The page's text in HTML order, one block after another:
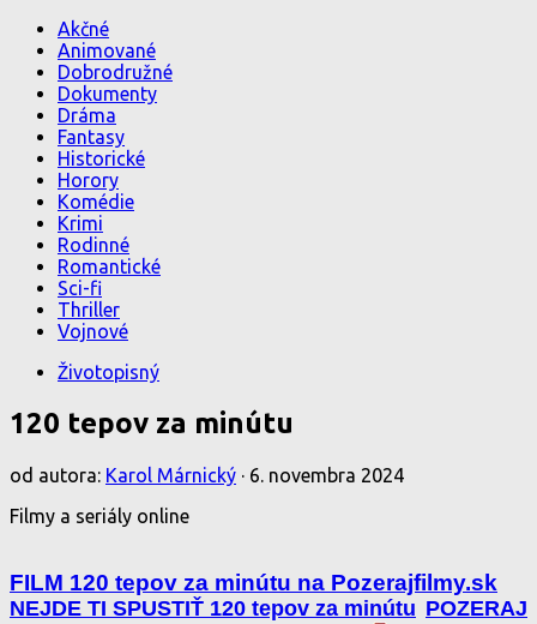
Akčné
Animované
Dobrodružné
Dokumenty
Dráma
Fantasy
Historické
Horory
Komédie
Krimi
Rodinné
Romantické
Sci-fi
Thriller
Vojnové
Životopisný
120 tepov za minútu
od autora: Karol Márnický · 6. novembra 2024
Filmy a seriály online
FILM 120 tepov za minútu na Pozerajfilmy.sk
NEJDE TI SPUSTIŤ 120 tepov za minútu POZERAJ